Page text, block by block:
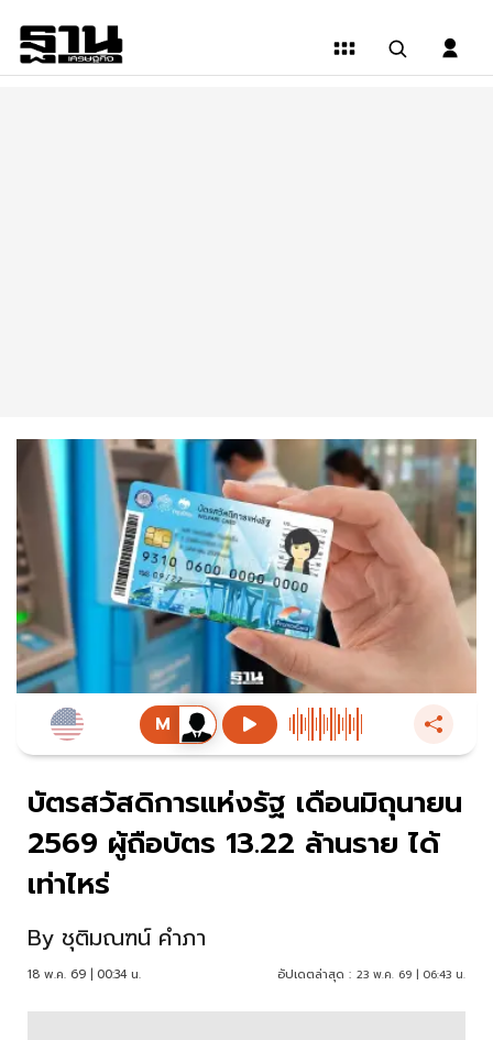
บัตรสวัสดิการแห่งรัฐ เดือนมิถุนายน
2569 ผู้ถือบัตร 13.22 ล้านราย ได้
เท่าไหร่
By ชุติมณฑน์ คำภา
18 พ.ค. 69 | 00:34 น. อัปเดตล่าสุด : 23 พ.ค. 69 | 06:43 น.